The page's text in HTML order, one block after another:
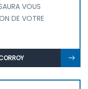
VOUS
DE VOTRE